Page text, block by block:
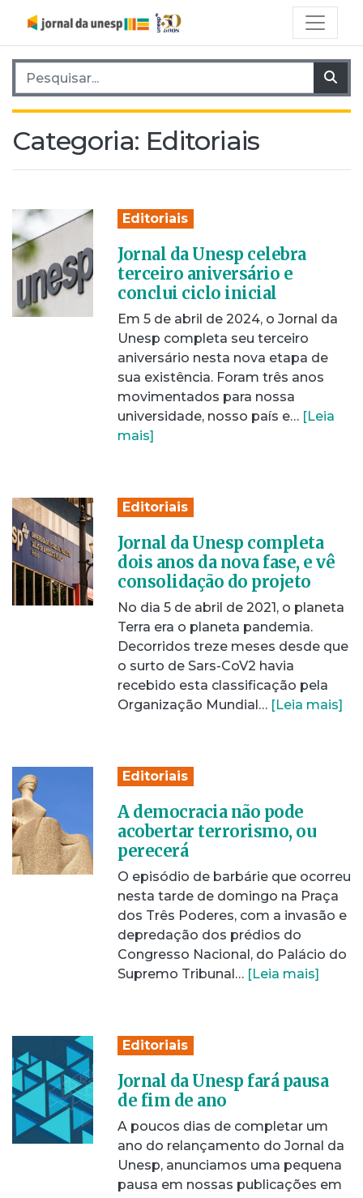
Pesquisar por:
Categoria: Editoriais
Editoriais
Jornal da Unesp celebra
terceiro aniversário e
conclui ciclo inicial
Em 5 de abril de 2024, o Jornal da
Unesp completa seu terceiro
aniversário nesta nova etapa de
sua existência. Foram três anos
movimentados para nossa
universidade, nosso país e… [Leia
mais]
Editoriais
Jornal da Unesp completa
dois anos da nova fase, e vê
consolidação do projeto
No dia 5 de abril de 2021, o planeta
Terra era o planeta pandemia.
Decorridos treze meses desde que
o surto de Sars-CoV2 havia
recebido esta classificação pela
Organização Mundial… [Leia mais]
Editoriais
A democracia não pode
acobertar terrorismo, ou
perecerá
O episódio de barbárie que ocorreu
nesta tarde de domingo na Praça
dos Três Poderes, com a invasão e
depredação dos prédios do
Congresso Nacional, do Palácio do
Supremo Tribunal… [Leia mais]
Editoriais
Jornal da Unesp fará pausa
de fim de ano
A poucos dias de completar um
ano do relançamento do Jornal da
Unesp, anunciamos uma pequena
pausa em nossas publicações em